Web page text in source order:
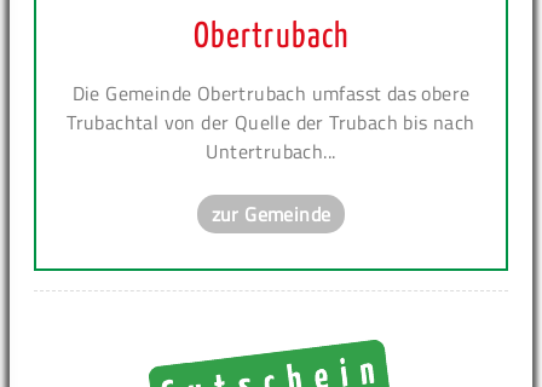
Obertrubach
Die Gemeinde Obertrubach umfasst das obere
Trubachtal von der Quelle der Trubach bis nach
Untertrubach...
zur Gemeinde